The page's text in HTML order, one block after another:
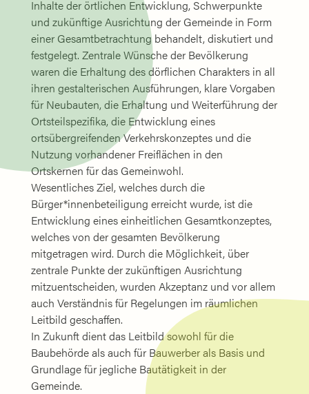
Inhalte der örtlichen Entwicklung, Schwerpunkte
und zukünftige Ausrichtung der Gemeinde in Form
einer Gesamtbetrachtung behandelt, diskutiert und
festgelegt. Zentrale Wünsche der Bevölkerung
waren die Erhaltung des dörflichen Charakters in all
ihren gestalterischen Ausführungen, klare Vorgaben
für Neubauten, die Erhaltung und Weiterführung der
Ortsteilspezifika, die Entwicklung eines
ortsübergreifenden Verkehrskonzeptes und die
Nutzung vorhandener Freiflächen in den
Ortskernen für das Gemeinwohl.
Wesentliches Ziel, welches durch die
Bürger*innenbeteiligung erreicht wurde, ist die
Entwicklung eines einheitlichen Gesamtkonzeptes,
welches von der gesamten Bevölkerung
mitgetragen wird. Durch die Möglichkeit, über
zentrale Punkte der zukünftigen Ausrichtung
mitzuentscheiden, wurden Akzeptanz und vor allem
auch Verständnis für Regelungen im räumlichen
Leitbild geschaffen.
In Zukunft dient das Leitbild sowohl für die
Baubehörde als auch für Bauwerber als Basis und
Grundlage für jegliche Bautätigkeit in der
Gemeinde.